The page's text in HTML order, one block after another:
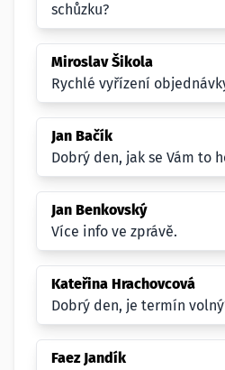
schůzku?
Miroslav Šikola
Rychlé vyřízení
Jan Bačík
Dobrý den, jak se Vám to
Jan Benkovský
Více info ve zprávě.
Kateřina Hrachovcová
Dobrý den, je termín
Faez Jandík